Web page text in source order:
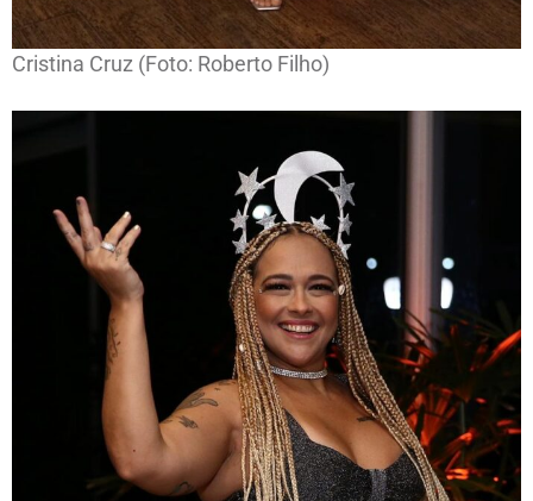
Cristina Cruz (Foto: Roberto Filho)